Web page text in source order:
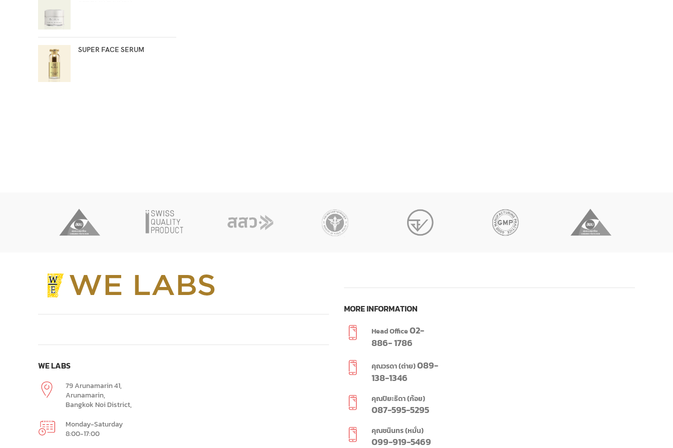
SUPER FACE SERUM
WE LABS
79 Arunamarin 41,
Arunamarin,
Bangkok Noi District,
Monday-Saturday
8:00-17:00
MORE INFORMATION
Head Office02-
886- 1786
คุณวรดา (ต่าย)089-
138-1346
คุณปิยะธิดา (ก้อย)
087-595-5295
คุณชนินทร (หมั่น)
099-919-5469